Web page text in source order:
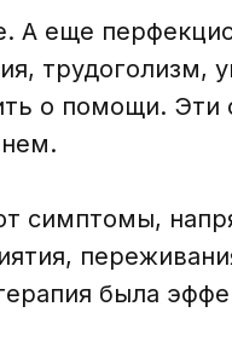
А еще
трудоголизм,
о помощи.
симптомы,
была